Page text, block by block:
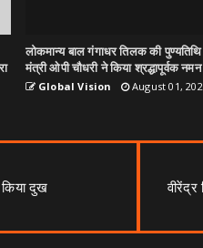
लोकमान्य बाल गंगाधर तिलक की पुण्यतिथि
मंत्री ओपी चौधरी ने किया श्रद्धापूर्वक नमन
Global Vision August 01,
किया दुख